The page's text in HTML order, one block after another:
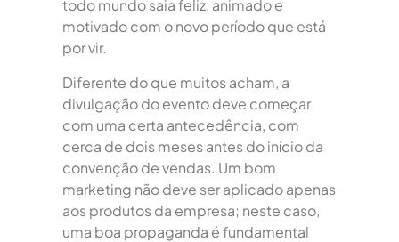
todo mundo saia feliz, animado e
motivado com o novo período que está
por vir.
Diferente do que muitos acham, a
divulgação do evento deve começar
com uma certa antecedência, com
cerca de dois meses antes do início da
convenção de vendas. Um bom
marketing não deve ser aplicado apenas
aos produtos da empresa; neste caso,
uma boa propaganda é fundamental